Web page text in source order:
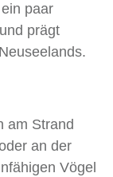
paar
prägt
am Strand
an der
Vögel